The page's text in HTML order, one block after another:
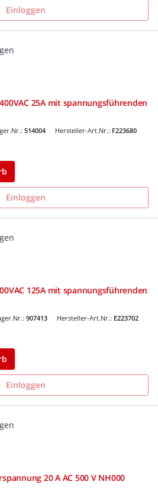
Einloggen
25A mit spannungsführenden
514004 Hersteller-Art.Nr.: F223680
Einloggen
125A mit spannungsführenden
907413 Hersteller-Art.Nr.: E223702
Einloggen
20 A AC 500 V NH000